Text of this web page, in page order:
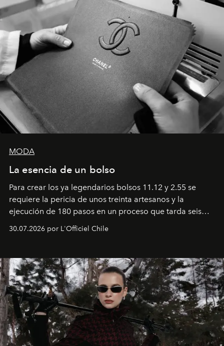
MODA
La esencia de un bolso
Para crear los ya legendarios bolsos 11.12 y 2.55 se
requiere la pericia de unos treinta artesanos y la
ejecución de 180 pasos en un proceso que tarda seis
semanas. Los expertos ponen en práctica una técnica
que se enseña solamente en la escuela de formación de
30.07.2026 por L'Officiel Chile